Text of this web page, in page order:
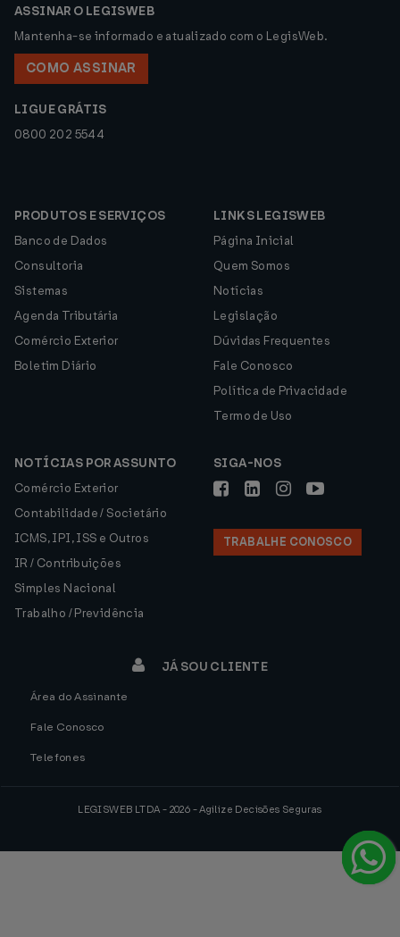
ASSINAR O LEGISWEB
Mantenha-se informado e atualizado com o LegisWeb.
COMO ASSINAR
LIGUE GRÁTIS
0800 202 5544
PRODUTOS E SERVIÇOS
Banco de Dados
Consultoria
Sistemas
Agenda Tributária
Comércio Exterior
Boletim Diário
LINKS LEGISWEB
Página Inicial
Quem Somos
Notícias
Legislação
Dúvidas Frequentes
Fale Conosco
Política de Privacidade
Termo de Uso
NOTÍCIAS POR ASSUNTO
Comércio Exterior
Contabilidade / Societário
ICMS, IPI, ISS e Outros
IR / Contribuições
Simples Nacional
Trabalho / Previdência
SIGA-NOS
TRABALHE CONOSCO
JÁ SOU CLIENTE
Área do Assinante
Fale Conosco
Telefones
LEGISWEB LTDA - 2026 - Agilize Decisões Seguras